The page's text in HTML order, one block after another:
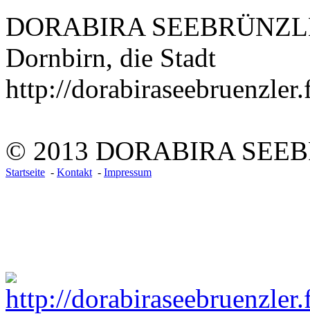
DORABIRA
Dornbirn, die Stadt
http://
© 2013 DORABIRA
Startseite - Kontakt - Impressum